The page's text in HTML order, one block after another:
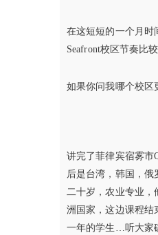
在这短短的一个月时
Seafront校区节奏比
如果你问我哪个校区
讲完了菲律宾宿雾市
后是台湾，韩国，
二十岁，农业专业
洲国家，这边课程
一年的学生…听大家